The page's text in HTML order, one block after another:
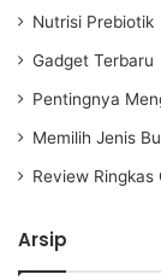
Nutrisi Prebiotik
Gadget Terbaru
Pentingnya
Memilih Jenis
Review Ringkas
Arsip